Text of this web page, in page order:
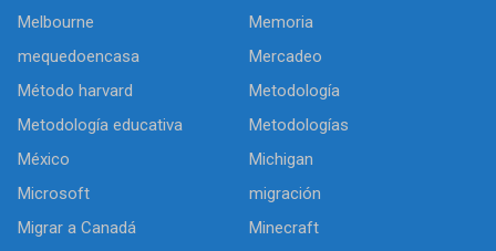
Melbourne
Memoria
mequedoencasa
Mercadeo
Método harvard
Metodología
Metodología educativa
Metodologías
México
Michigan
Microsoft
migración
Migrar a Canadá
Minecraft